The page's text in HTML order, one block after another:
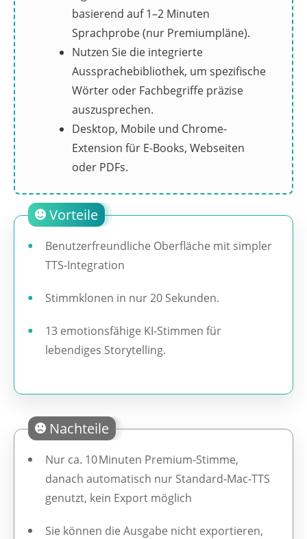
basierend auf 1–2 Minuten
Sprachprobe (nur Premiumpläne).
Nutzen Sie die integrierte
Aussprachebibliothek, um spezifische
Wörter oder Fachbegriffe präzise
auszusprechen.
Desktop, Mobile und Chrome-
Extension für E-Books, Webseiten
oder PDFs.
Vorteile
Benutzerfreundliche Oberfläche mit simpler
TTS-Integration
Stimmklonen in nur 20 Sekunden.
13 emotionsfähige KI-Stimmen für
lebendiges Storytelling.
Nachteile
Nur ca. 10 Minuten Premium-Stimme,
danach automatisch nur Standard‑Mac‑TTS
genutzt, kein Export möglich
Sie können die Ausgabe nicht exportieren,